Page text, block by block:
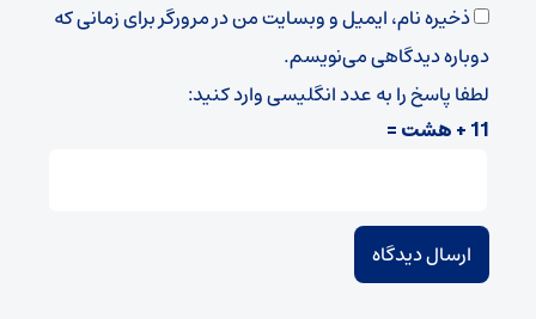
ذخیره نام، ایمیل و وبسایت من در مرورگر برای زمانی که
دوباره دیدگاهی می‌نویسم.
لطفا پاسخ را به عدد انگلیسی وارد کنید:
11 + هشت =